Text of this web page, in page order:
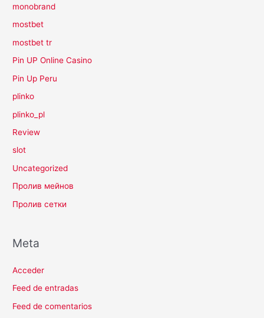
monobrand
mostbet
mostbet tr
Pin UP Online Casino
Pin Up Peru
plinko
plinko_pl
Review
slot
Uncategorized
Пролив мейнов
Пролив сетки
Meta
Acceder
Feed de entradas
Feed de comentarios